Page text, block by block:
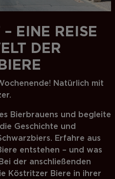
EINE REISE
DER
Natürlich mit
Bierbrauens und begleite
Geschichte und
Erfahre aus
entstehen – und was
der anschließenden
Köstritzer Biere in ihrer